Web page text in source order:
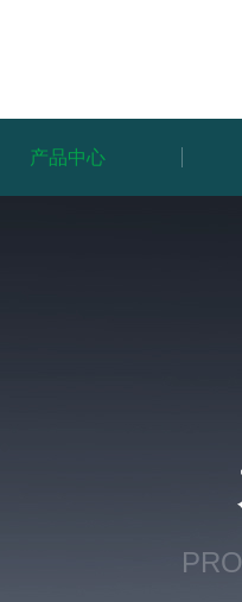
产品中心